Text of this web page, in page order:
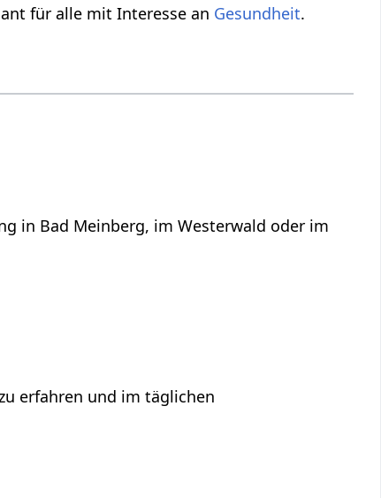
für alle mit Interesse an Gesundheit.
in Bad Meinberg, im Westerwald oder im
erfahren und im täglichen